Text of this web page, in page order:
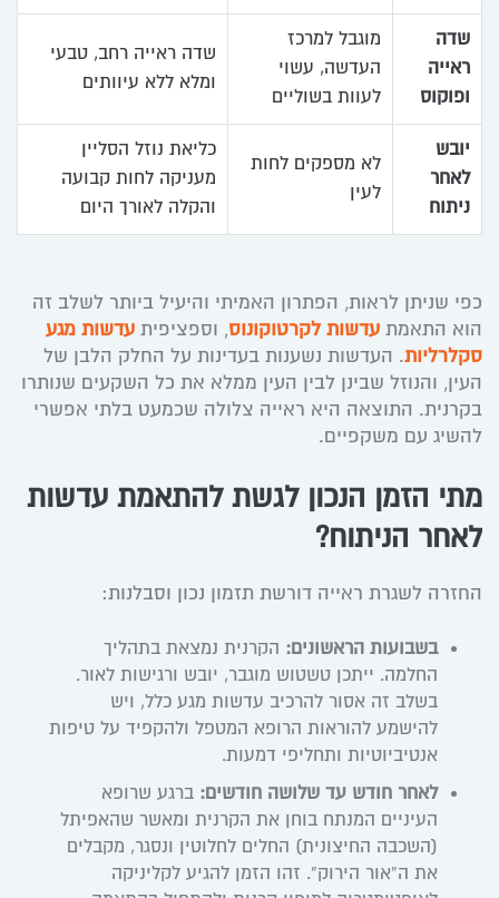
שדה
ראייה
ופוקוס
מוגבל למרכז
העדשה, עשוי
לעוות בשוליים
שדה ראייה רחב, טבעי
ומלא ללא עיוותים
יובש
לאחר
ניתוח
לא מספקים לחות
לעין
כליאת נוזל הסליין
מעניקה לחות קבועה
והקלה לאורך היום
כפי שניתן לראות, הפתרון האמיתי והיעיל ביותר לשלב זה
הוא התאמת עדשות לקרטוקונוס, וספציפית עדשות מגע
סקלרליות. העדשות נשענות בעדינות על החלק הלבן של
העין, והנוזל שבינן לבין העין ממלא את כל השקעים שנותרו
בקרנית. התוצאה היא ראייה צלולה שכמעט בלתי אפשרי
להשיג עם משקפיים.
מתי הזמן הנכון לגשת להתאמת עדשות
לאחר הניתוח?
החזרה לשגרת ראייה דורשת תזמון נכון וסבלנות:
בשבועות הראשונים: הקרנית נמצאת בתהליך
החלמה. ייתכן טשטוש מוגבר, יובש ורגישות לאור.
בשלב זה אסור להרכיב עדשות מגע כלל, ויש
להישמע להוראות הרופא המטפל ולהקפיד על טיפות
אנטיביוטיות ותחליפי דמעות.
לאחר חודש עד שלושה חודשים: ברגע שרופא
העיניים המנתח בוחן את הקרנית ומאשר שהאפיתל
(השכבה החיצונית) החלים לחלוטין ונסגר, מקבלים
את ה”אור הירוק”. זהו הזמן להגיע לקליניקה